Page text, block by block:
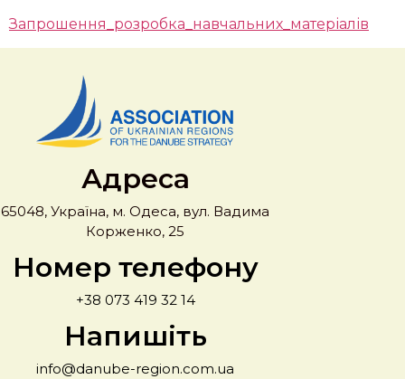
Запрошення_розробка_навчальних_матеріалів
Адреса
65048, Україна, м. Одеса, вул. Вадима
Корженко, 25
Номер телефону
+38 073 419 32 14
Напишіть
info@danube-region.com.ua